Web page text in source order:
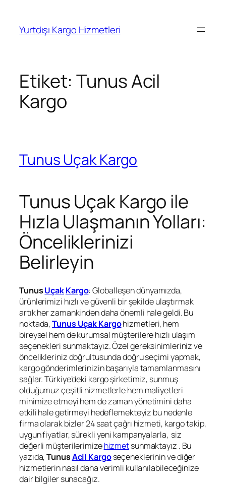
Yurtdışı Kargo Hizmetleri
Etiket:Tunus Acil
Kargo
Tunus Uçak Kargo
Tunus Uçak Kargo ile
Hızla Ulaşmanın Yolları:
Önceliklerinizi
Belirleyin
TunusUçakKargo: Globalleşen dünyamızda,
ürünlerimizi hızlı ve güvenli bir şekilde ulaştırmak
artık her zamankinden daha önemli hale geldi. Bu
noktada,Tunus Uçak Kargohizmetleri, hem
bireysel hem de kurumsal müşterilere hızlı ulaşım
seçenekleri sunmaktayız. Özel gereksinimleriniz ve
öncelikleriniz doğrultusunda doğru seçimi yapmak,
kargo gönderimlerinizin başarıyla tamamlanmasını
sağlar. Türkiye’deki kargo şirketimiz, sunmuş
olduğumuz çeşitli hizmetlerle hem maliyetleri
minimize etmeyi hem de zaman yönetimini daha
etkili hale getirmeyi hedeflemekteyiz bu nedenle
firma olarak bizler 24 saat çağrı hizmeti, kargo takip,
uygun fiyatlar, sürekli yeni kampanyalarla, siz
değerli müşterilerimizehizmetsunmaktayız . Bu
yazıda,TunusAcil Kargoseçeneklerinin ve diğer
hizmetlerin nasıl daha verimli kullanılabileceğinize
dair bilgiler sunacağız.